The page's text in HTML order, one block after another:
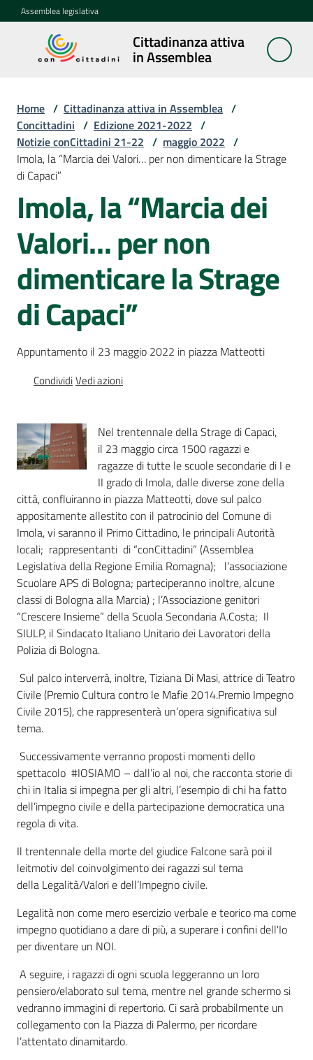
Vai al contenuto
Vai alla navigazione
Vai al footer
Assemblea legislativa
Cittadinanza attiva
in Assemblea
Cittadinanza
attiva in
Concittadini
Menu selezionato
Porte
aperte
in
Assemblea
Mostre
itineranti
Percorsi
memoria
su
Assemblea
legislativa
Assemblea
Attività
Argomenti
Per i media
Per i cittadini
Home / Cittadinanza attiva in Assemblea /
Concittadini / Edizione 2021-2022 /
Notizie conCittadini 21-22 / maggio 2022 /
Imola, la “Marcia dei Valori… per non dimenticare la Strage
di Capaci”
Imola, la “Marcia dei
Valori… per non
dimenticare la Strage
di Capaci”
Appuntamento il 23 maggio 2022 in piazza Matteotti
CondividiVedi azioni
Nel trentennale della Strage di Capaci,
il 23 maggio circa 1500 ragazzi e
ragazze di tutte le scuole secondarie di I e
II grado di Imola, dalle diverse zone della
città, confluiranno in piazza Matteotti, dove sul palco
appositamente allestito con il patrocinio del Comune di
Imola, vi saranno il Primo Cittadino, le principali Autorità
locali; rappresentanti di “conCittadini” (Assemblea
Legislativa della Regione Emilia Romagna); l’associazione
Scuolare APS di Bologna; parteciperanno inoltre, alcune
classi di Bologna alla Marcia) ; l’Associazione genitori
“Crescere Insieme” della Scuola Secondaria A.Costa; Il
SIULP, il Sindacato Italiano Unitario dei Lavoratori della
Polizia di Bologna.
Sul palco interverrà, inoltre, Tiziana Di Masi, attrice di Teatro
Civile (Premio Cultura contro le Mafie 2014.Premio Impegno
Civile 2015), che rappresenterà un’opera significativa sul
tema.
Successivamente verranno proposti momenti dello
spettacolo #IOSIAMO – dall’io al noi, che racconta storie di
chi in Italia si impegna per gli altri, l’esempio di chi ha fatto
dell’impegno civile e della partecipazione democratica una
regola di vita.
Il trentennale della morte del giudice Falcone sarà poi il
leitmotiv del coinvolgimento dei ragazzi sul tema
della Legalità/Valori e dell’Impegno civile.
Legalità non come mero esercizio verbale e teorico ma come
impegno quotidiano a dare di più, a superare i confini dell'Io
per diventare un NOI.
A seguire, i ragazzi di ogni scuola leggeranno un loro
pensiero/elaborato sul tema, mentre nel grande schermo si
vedranno immagini di repertorio. Ci sarà probabilmente un
collegamento con la Piazza di Palermo, per ricordare
l’attentato dinamitardo.